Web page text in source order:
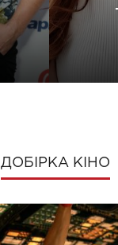
ДОБІРКА КІНО